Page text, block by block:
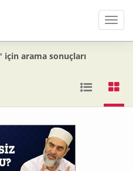
Menü
için arama sonuçları